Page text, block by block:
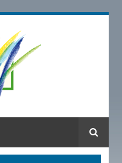
Suche